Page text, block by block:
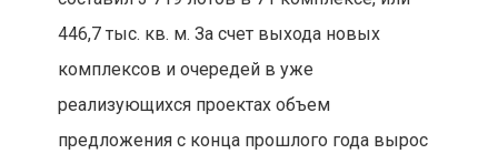
446,7 тыс. кв. м. За счет выхода новых
комплексов и очередей в уже
реализующихся проектах объем
предложения с конца прошлого года вырос